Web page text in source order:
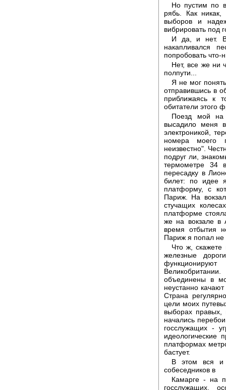
Но пустим по
рябь. Как
выборов и
вибрировать под
И да, и нет. В
накапливался
попробовать что-
Нет, все же ни
полпути...
Я не мог
отправившись в
приближаясь к
обитатели этого
Поезд мой на
высадило меня
электроникой,
номера моего
неизвестно".
подруг ли,
термометре 34
пересадку в
билет: по идее
платформу, с
Париж. На
стучащих
платформе
же на вокзале в
время отбытия
Париж я попал не
Что ж, скажете
железные
объединены в
неустанно
Страна
цели моих
выборах правых,
начались
госслужащих -
идеологические
платформах
бастует.
В этом вся и
собеседников в
Камарге - на
госслужащих,